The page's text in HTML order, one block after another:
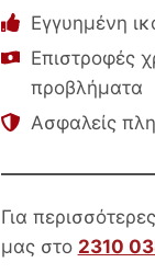
ΓΚΡΙ
ΜΑΥΡΕΣ
ΜΕΤΑΛΛΙΚΕΣ
ΒΕΡΓΕΣ
Εγγυημένη
Επιστροφές
προβλήματα
Ασφαλείς
Για
μας στο 2310